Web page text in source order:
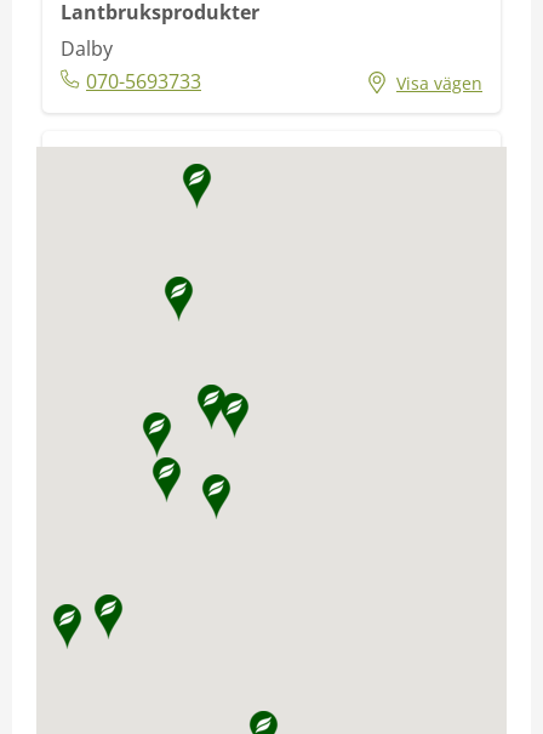
Lantbruksprodukter
Dalby
070-5693733
Visa vägen
Stall Colombine Foder & Strö
Gallaredsvägen 7
Hästveda
0451-300 45
Börjes i Kungsbacka
0300-74200